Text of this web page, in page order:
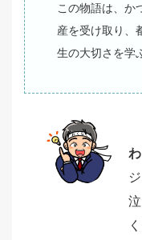
この物語は、か
産を受け取り、
生の大切さを学